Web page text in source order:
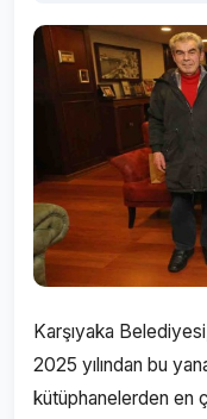
Karşıyaka
2025 yılından bu
kütüphanelerden en